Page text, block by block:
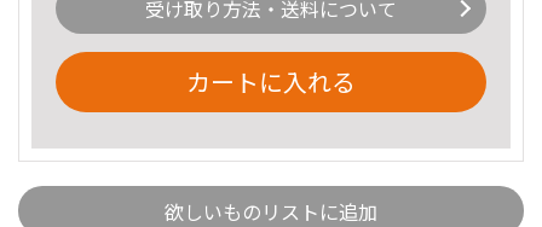
受け取り方法・送料について
カートに入れる
欲しいものリストに追加